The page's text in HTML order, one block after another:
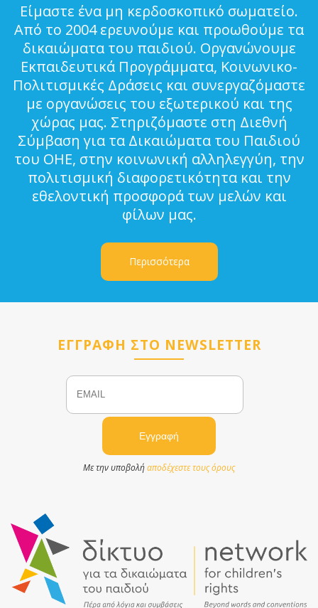
Είμαστε ένα μη κερδοσκοπικό σωματείο.
Από το 2004 ερευνούμε και προωθούμε τα
δικαιώματα του παιδιού. Οργανώνουμε
Εκπαιδευτικά Προγράμματα, Κοινωνικο-
Πολιτισμικές Δράσεις και συνεργαζόμαστε
με οργανώσεις του εξωτερικού και της
χώρας μας. Στηριζόμαστε στη Διεθνή
Σύμβαση για τα Δικαιώματα του Παιδιού
του ΟΗΕ, στην κοινωνική αλληλεγγύη, την
πολιτισμική διαφορετικότητα και την
εθελοντική προσφορά των μελών και
φίλων μας.
Περισσότερα
ΕΓΓΡΑΦΗ ΣΤΟ NEWSLETTER
Email
Με την υποβολήαποδέχεστε τους όρους